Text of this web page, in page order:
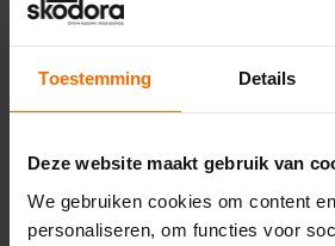
Toestemming Details
Deze website maakt gebruik van
We gebruiken cookies om content
personaliseren, om functies voor
Oosterwolde –
Concordia